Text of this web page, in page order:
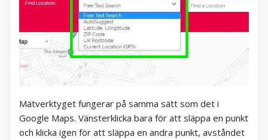
Mätverktyget fungerar på samma sätt som det i
Google Maps. Vänsterklicka bara för att släppa en punkt
och klicka igen för att släppa en andra punkt, avståndet